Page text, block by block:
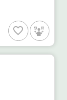
favorite_border